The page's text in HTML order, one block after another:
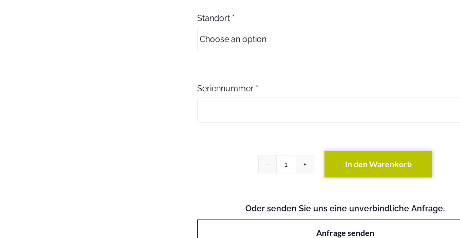
Standort *
Seriennummer *
HP
Switch
In den Warenkorb
Oder senden Sie uns eine unverbindliche Anfrage.
Anfrage senden